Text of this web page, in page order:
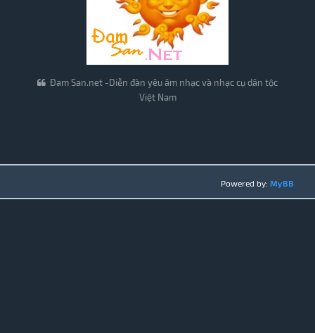
Đam San.net -Diễn đàn yêu âm nhạc và nhạc cụ dân tộc
Việt Nam
Powered by: MyBB